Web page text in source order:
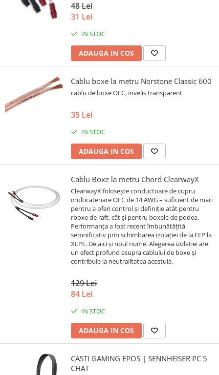
48 Lei
31 Lei
IN STOC
ADAUGA IN COS
Cablu boxe la metru Norstone Classic 600
cablu de boxe OFC, invelis transparent
35 Lei
IN STOC
ADAUGA IN COS
Cablu Boxe la metru Chord ClearwayX
ClearwayX folosește conductoare de cupru
multicatenare OFC de 14 AWG – suficient de mari
pentru a oferi control și definiție atât pentru
rboxe de raft, cât și pentru boxele de podea.
Performanța a fost recent îmbunătățită
semnificativ prin schimbarea izolației de la FEP la
XLPE. De aici și noul nume. Alegerea izolației are
un efect profund asupra cablului de boxe și
contribuie la neutralitatea acestuia.
129 Lei
84 Lei
IN STOC
ADAUGA IN COS
CASTI GAMING EPOS | SENNHEISER PC 5
CHAT